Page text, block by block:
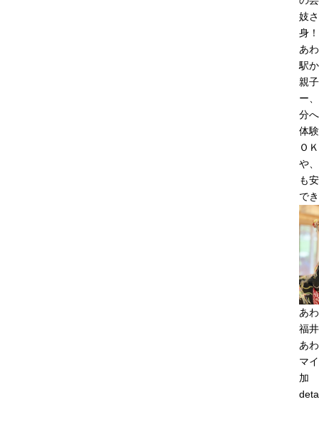
妓
身
あ
駅
親
ー
分
体
Ｏ
や
も
で
あ
福
あ
マ
加